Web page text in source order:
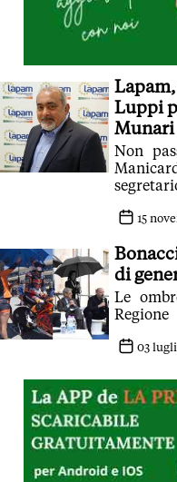
Luppi
Munari
Non
15
di
Le
Regione
03